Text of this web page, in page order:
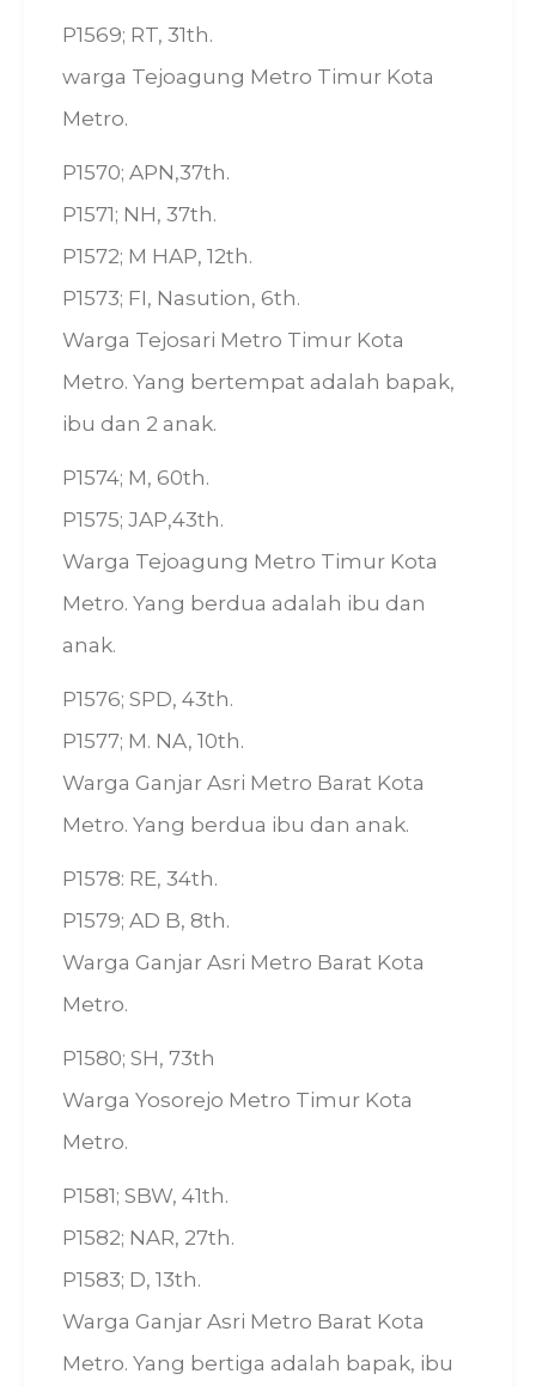
P1569; RT, 31th.
warga Tejoagung Metro Timur Kota
Metro.
P1570; APN,37th.
P1571; NH, 37th.
P1572; M HAP, 12th.
P1573; FI, Nasution, 6th.
Warga Tejosari Metro Timur Kota
Metro. Yang bertempat adalah bapak,
ibu dan 2 anak.
P1574; M, 60th.
P1575; JAP,43th.
Warga Tejoagung Metro Timur Kota
Metro. Yang berdua adalah ibu dan
anak.
P1576; SPD, 43th.
P1577; M. NA, 10th.
Warga Ganjar Asri Metro Barat Kota
Metro. Yang berdua ibu dan anak.
P1578: RE, 34th.
P1579; AD B, 8th.
Warga Ganjar Asri Metro Barat Kota
Metro.
P1580; SH, 73th
Warga Yosorejo Metro Timur Kota
Metro.
P1581; SBW, 41th.
P1582; NAR, 27th.
P1583; D, 13th.
Warga Ganjar Asri Metro Barat Kota
Metro. Yang bertiga adalah bapak, ibu